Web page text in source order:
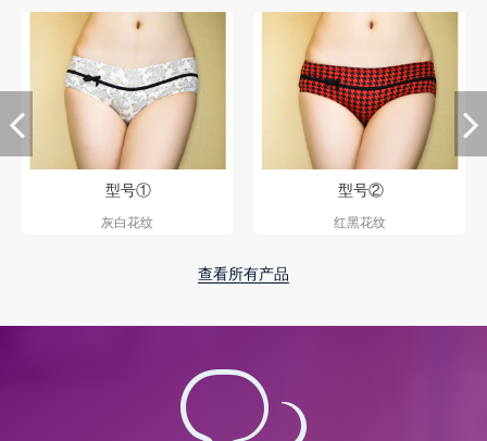
型号①
灰白花纹
型号②
红黑花纹
查看所有产品